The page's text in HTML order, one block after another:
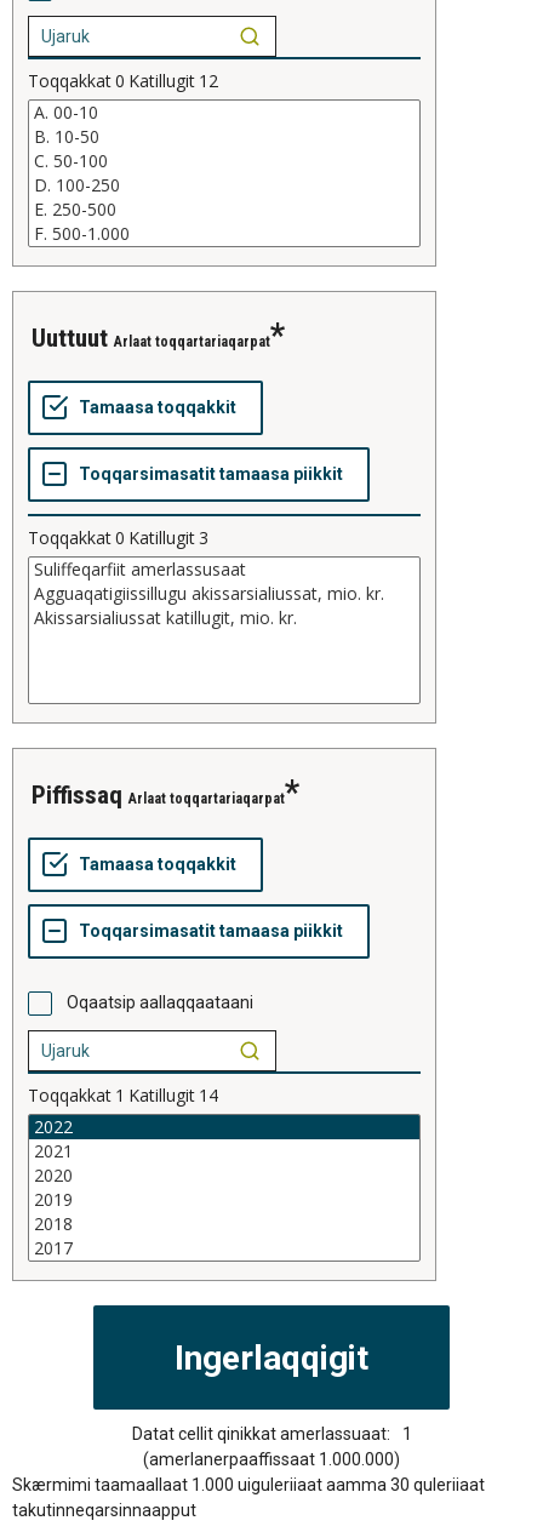
Toqqakkat0 Katillugit 12
Uuttuut Arlaat toqqartariaqarpat
Toqqakkat0 Katillugit3
Piffissaq Arlaat toqqartariaqarpat
Oqaatsip aallaqqaataani
Toqqakkat 1 Katillugit 14
Datat cellit qinikkat amerlassuaat:
1
(amerlanerpaaffissaat 1.000.000)
Skærmimi taamaallaat 1.000 uiguleriiaat aamma 30 quleriiaat
takutinneqarsinnaapput